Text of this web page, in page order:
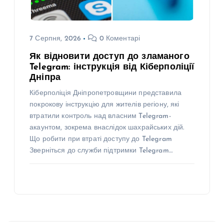
7 Серпня, 2026 0 Коментарі
Як відновити доступ до зламаного
Telegram: інструкція від Кіберполіції
Дніпра
Кіберполіція Дніпропетровщини представила
покрокову інструкцію для жителів регіону, які
втратили контроль над власним Telegram-
акаунтом, зокрема внаслідок шахрайських дій.
Що робити при втраті доступу до Telegram
Зверніться до служби підтримки Telegram…